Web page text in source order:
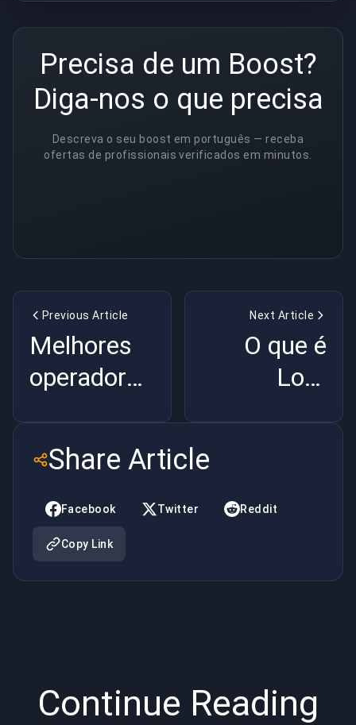
Precisa de um Boost?
Diga-nos o que precisa
Descreva o seu boost em português — receba
ofertas de profissionais verificados em minutos.
Previous Article
Melhores
operadores
Rainbow
Six
Next Article
O que é
Lord
Siege
Share Article
Facebook Twitter Reddit
Copy Link
Continue Reading